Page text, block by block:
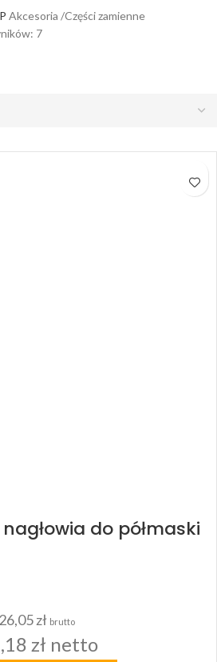
Akcesoria /Części zamienne
7
do półmaski
26,05zł brutto
zł netto